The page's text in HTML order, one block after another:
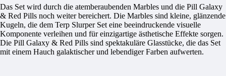
Das Set wird durch die atemberaubenden Marbles und die Pill Galaxy
& Red Pills noch weiter bereichert. Die Marbles sind kleine, glänzende
Kugeln, die dem Terp Slurper Set eine beeindruckende visuelle
Komponente verleihen und für einzigartige ästhetische Effekte sorgen.
Die Pill Galaxy & Red Pills sind spektakuläre Glasstücke, die das Set
mit einem Hauch galaktischer und lebendiger Farben aufwerten.